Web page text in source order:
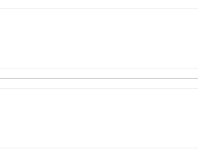
分の力で試行錯誤することを目的にしてい
う"ために、あえて必要以上に詳細を書い
十分に注意して実験等を行うようにして